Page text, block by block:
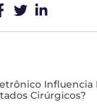
Cirúrgicos?